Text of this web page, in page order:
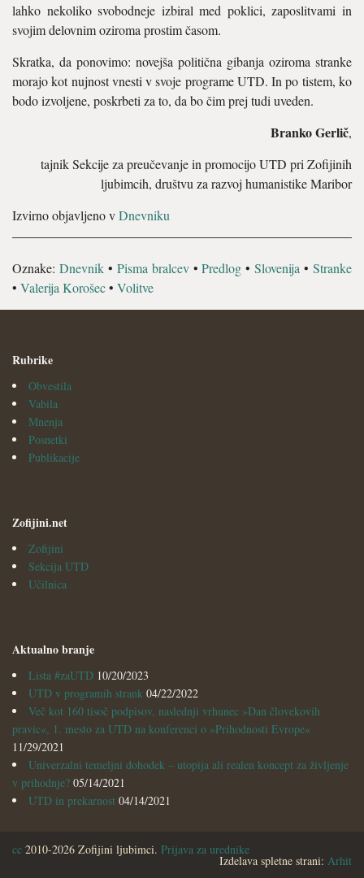
lahko nekoliko svobodneje izbiral med poklici, zaposlitvami in
svojim delovnim oziroma prostim časom.
Skratka, da ponovimo: novejša politična gibanja oziroma stranke
morajo kot nujnost vnesti v svoje programe UTD. In po tistem, ko
bodo izvoljene, poskrbeti za to, da bo čim prej tudi uveden.
Branko Gerlič,
tajnik Sekcije za preučevanje in promocijo UTD pri Zofijinih
ljubimcih, društvu za razvoj humanistike Maribor
Izvirno objavljeno vDnevniku
Oznake: Dnevnik• Pisma bralcev•Predlog •Slovenija •Stranke
• Valerija Korošec• Volitve
Rubrike
Obvestila
Vabila
Mnenja
Posnetki
Publikacije
Zofijini.net
Zofijini
Sekcija UTD
Učilnica
Aktualno branje
Lista #zaUTD 10/20/2023
UTD v programih strank 04/22/2022
Več kot 160 tisoč podpisov, naslednji vrhunec »Dan človekovih
pravic«, 1. mesto za UTD na konferenci o »Prihodnosti Evrope«
11/29/2021
Univerzalni temeljni dohodek – utopija ali realen koncept za življenje
v prihodnje? 05/14/2021
UTD in prekarnost 04/14/2021
cc 2010-2026 Zofijini ljubimci. Prijava za urednike
Izdelava spletne strani: Arhit